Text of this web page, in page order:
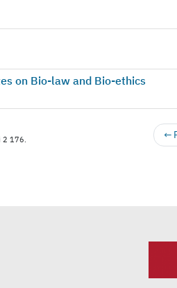
on Bio-law and Bio-ethics
2 176. ←